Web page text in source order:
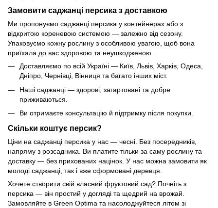
Замовити саджанці персика з доставкою
Ми пропонуємо саджанці персика у контейнерах або з
відкритою кореневою системою — залежно від сезону.
Упаковуємо кожну рослину з особливою увагою, щоб вона
приїхала до вас здоровою та неушкодженою.
Доставляємо по всій Україні — Київ, Львів, Харків, Одеса,
Дніпро, Чернівці, Вінниця та багато інших міст.
Наші саджанці — здорові, загартовані та добре
приживаються.
Ви отримаєте консультацію й підтримку після покупки.
Скільки коштує персик?
Ціни на саджанці персика у нас — чесні. Без посередників,
напряму з розсадника. Ви платите тільки за саму рослину та
доставку — без прихованих націнок. У нас можна замовити як
молоді саджанці, так і вже сформовані деревця.
Хочете створити свій власний фруктовий сад? Почніть з
персика — він простий у догляді та щедрий на врожай.
Замовляйте в Green Optima та насолоджуйтеся літом зі